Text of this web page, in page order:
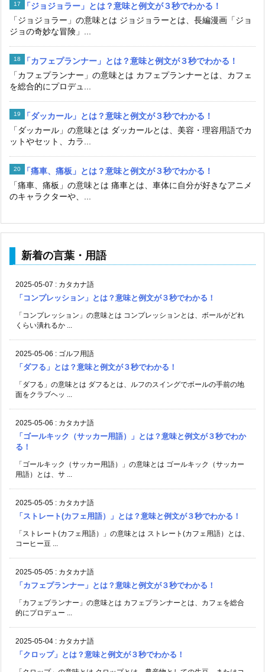
「ジョジョラー」とは？意味と例文が３秒でわかる！
「ジョジョラー」の意味とは ジョジョラーとは、長編漫画「ジョ
ジョの奇妙な冒険」...
「カフェプランナー」とは？意味と例文が３秒でわかる！
「カフェプランナー」の意味とは カフェプランナーとは、カフェ
を総合的にプロデュ...
「ダッカール」とは？意味と例文が３秒でわかる！
「ダッカール」の意味とは ダッカールとは、美容・理容用語でカ
ットやセット、カラ...
「痛車、痛板」とは？意味と例文が３秒でわかる！
「痛車、痛板」の意味とは 痛車とは、車体に自分が好きなアニメ
のキャラクターや、...
新着の言葉・用語
2025-05-07 : カタカナ語
「コンプレッション」とは？意味と例文が３秒でわかる！
「コンプレッション」の意味とは コンプレッションとは、ボールがどれ
くらい潰れるか ...
2025-05-06 : ゴルフ用語
「ダフる」とは？意味と例文が３秒でわかる！
「ダフる」の意味とは ダフるとは、ルフのスイングでボールの手前の地
面をクラブヘッ ...
2025-05-06 : カタカナ語
「ゴールキック（サッカー用語）」とは？意味と例文が３秒でわか
る！
「ゴールキック（サッカー用語）」の意味とは ゴールキック（サッカー
用語）とは、サ ...
2025-05-05 : カタカナ語
「ストレート(カフェ用語）」とは？意味と例文が３秒でわかる！
「ストレート(カフェ用語）」の意味とは ストレート(カフェ用語）とは、
コーヒー豆 ...
2025-05-05 : カタカナ語
「カフェプランナー」とは？意味と例文が３秒でわかる！
「カフェプランナー」の意味とは カフェプランナーとは、カフェを総合
的にプロデュー ...
2025-05-04 : カタカナ語
「クロップ」とは？意味と例文が３秒でわかる！